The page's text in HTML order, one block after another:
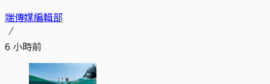
端傳媒編輯部
6 小時前